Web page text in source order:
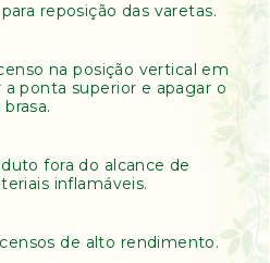
reposição das varetas.
na posição vertical em
ponta superior e apagar o
fora do alcance de
inflamáveis.
de alto rendimento.